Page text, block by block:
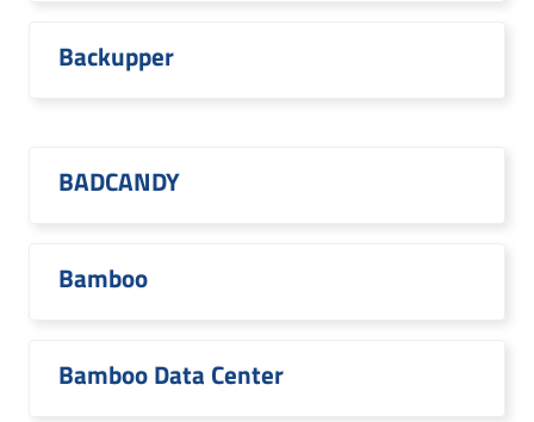
Backupper
BADCANDY
Bamboo
Bamboo Data Center